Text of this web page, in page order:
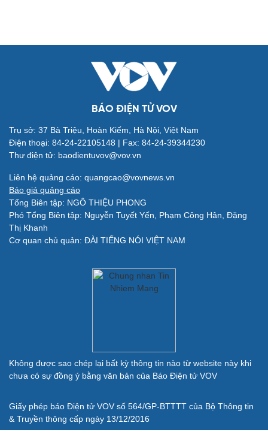
Quân sự - Quốc phòng
Vũ khí
Việt Nam
Phân tích
BÁO ĐIỆN TỬ VOV
Trụ sở: 37 Bà Triệu, Hoàn Kiếm, Hà Nội, Việt Nam
Điện thoại: 84-24-22105148 | Fax: 84-24-39344230
Thư điện tử: baodientuvov@vov.vn
Liên hệ quảng cáo: quangcao@vovnews.vn
Báo giá quảng cáo
Tổng Biên tập: NGÔ THIỆU PHONG
Phó Tổng Biên tập: Nguyễn Tuyết Yến, Phạm Công Hân, Đặng
Thị Khanh
Cơ quan chủ quản: ĐÀI TIẾNG NÓI VIỆT NAM
Không được sao chép lại bất kỳ thông tin nào từ website này khi
chưa có sự đồng ý bằng văn bản của Báo Điện tử VOV
Giấy phép báo Điện tử VOV số 564/GP-BTTTT của Bộ Thông tin
& Truyền thông cấp ngày 13/12/2016